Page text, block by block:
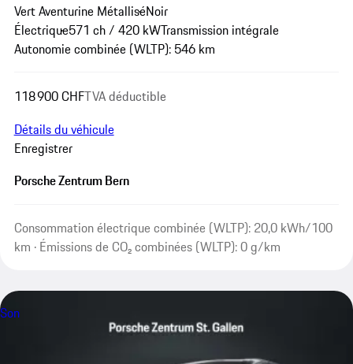
Vert Aventurine MétalliséNoir
Électrique571 ch / 420 kWTransmission intégrale
Autonomie combinée (WLTP): 546 km
118 900 CHFTVA déductible
Détails du véhicule
Enregistrer
Porsche Zentrum Bern
Consommation électrique combinée (WLTP): 20,0 kWh/100
km · Émissions de CO₂ combinées (WLTP): 0 g/km
Son